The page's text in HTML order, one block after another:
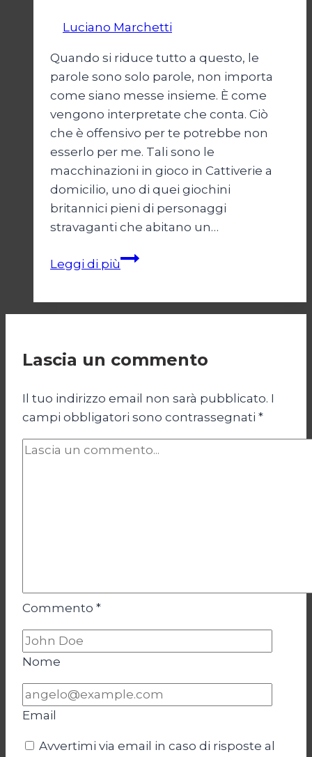
Luciano Marchetti
Quando si riduce tutto a questo, le
parole sono solo parole, non importa
come siano messe insieme. È come
vengono interpretate che conta. Ciò
che è offensivo per te potrebbe non
esserlo per me. Tali sono le
macchinazioni in gioco in Cattiverie a
domicilio, uno di quei giochini
britannici pieni di personaggi
stravaganti che abitano un…
Leggi di piùCattiverie
Lascia un commento
Il tuo indirizzo email non sarà pubblicato. I
campi obbligatori sono contrassegnati *
Commento *
Nome
Email
Avvertimi via email in caso di risposte al